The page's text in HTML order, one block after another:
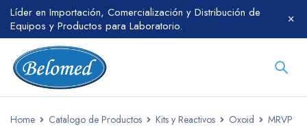
Líder en Importación, Comercialización y Distribución de
Equipos y Productos para Laboratorio.
Home Catalogo de Productos Kits y Reactivos Oxoid
MRVP